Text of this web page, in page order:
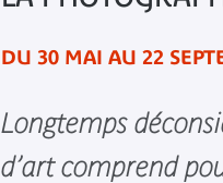
DU 30 MAI AU 22
Longtemps
d’art comprend